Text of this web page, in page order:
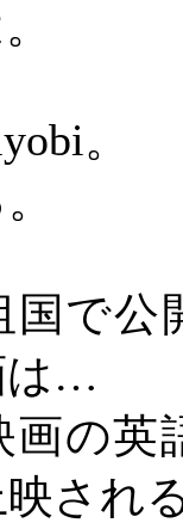
。
国で
は…
画の
され